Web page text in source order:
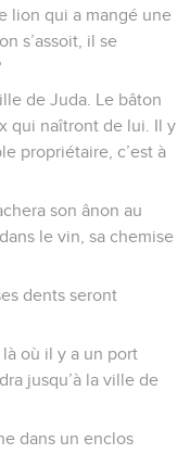
lion qui a mangé une
s’assoit, il se
de Juda. Le bâton
qui naîtront de lui. Il y
propriétaire, c’est à
son ânon au
le vin, sa chemise
dents seront
où il y a un port
jusqu’à la ville de
dans un enclos